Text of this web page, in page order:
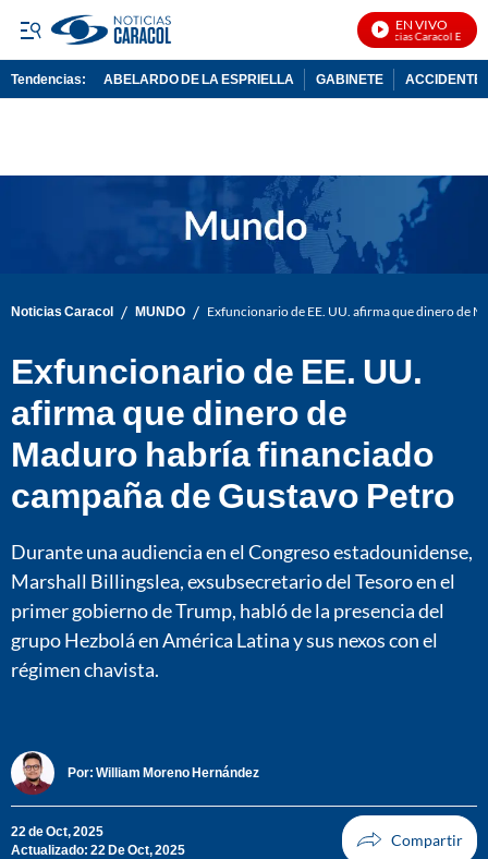
EN VIVO
Noticias Caracol En Vivo
Tendencias: ABELARDO DE LA ESPRIELLA GABINETE ACCIDENTE
Noticias Caracol / MUNDO / Exfuncionario de EE. UU. afirma que dinero de
Exfuncionario de EE. UU.
afirma que dinero de
Maduro habría financiado
campaña de Gustavo Petro
Durante una audiencia en el Congreso estadounidense,
Marshall Billingslea, exsubsecretario del Tesoro en el
primer gobierno de Trump, habló de la presencia del
grupo Hezbolá en América Latina y sus nexos con el
régimen chavista.
Por: William Moreno Hernández
22 de Oct, 2025
Actualizado: 22 De Oct, 2025